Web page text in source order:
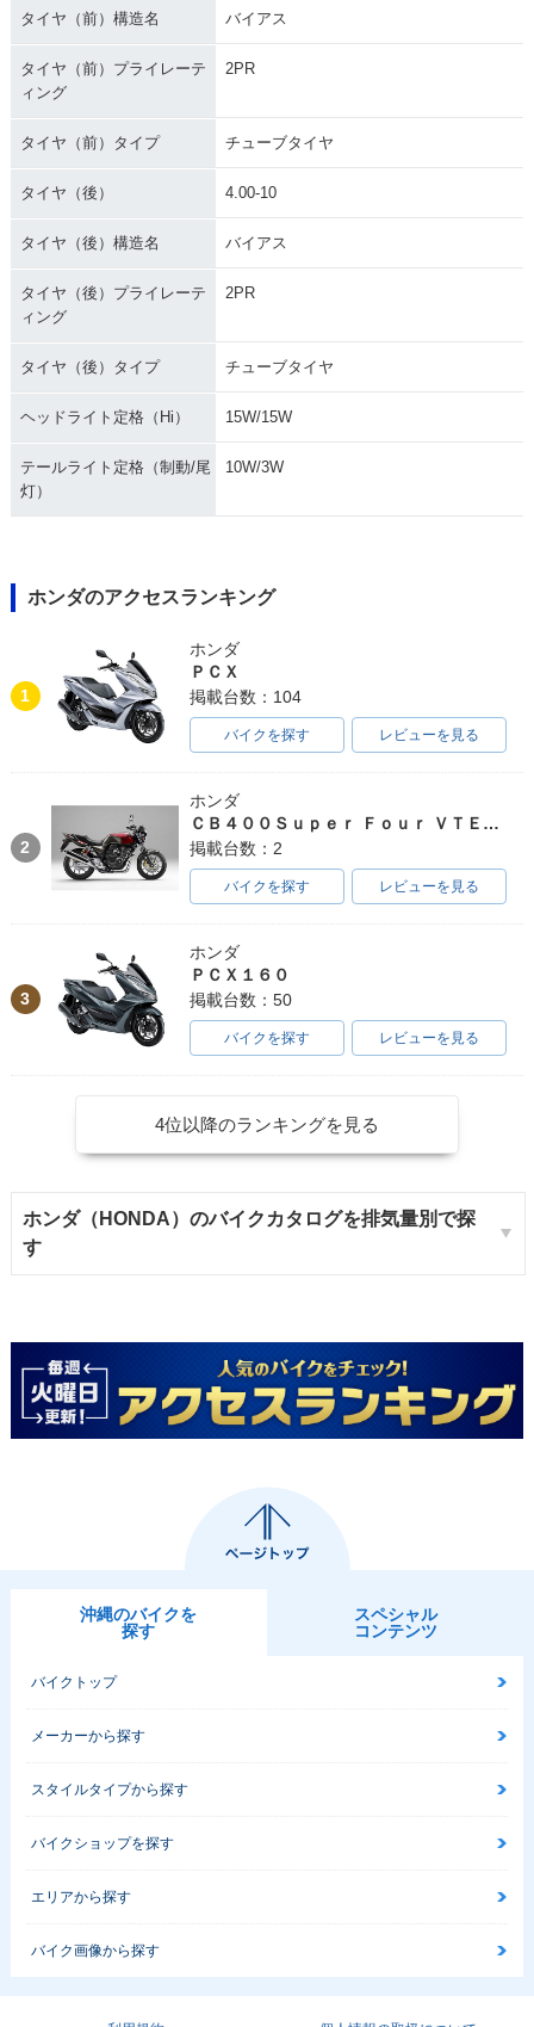
タイヤ（前）構造名 バイアス
タイヤ（前）プライレーテ
ィング
2PR
タイヤ（前）タイプ チューブタイヤ
タイヤ（後） 4.00-10
タイヤ（後）構造名 バイアス
タイヤ（後）プライレーテ
ィング
2PR
タイヤ（後）タイプ チューブタイヤ
ヘッドライト定格（Hi） 15W/15W
テールライト定格（制動/尾
灯）
10W/3W
ホンダのアクセスランキング
1
ホンダ
ＰＣＸ
掲載台数：104
バイクを探す レビューを見る
2
ホンダ
ＣＢ４００Ｓｕｐｅｒ Ｆｏｕｒ ＶＴＥＣ ＳＰＥＣ３
掲載台数：2
バイクを探す レビューを見る
3
ホンダ
ＰＣＸ１６０
掲載台数：50
バイクを探す レビューを見る
4位以降のランキングを見る
ホンダ（HONDA）のバイクカタログを排気量別で探
す
沖縄のバイクを
探す
スペシャル
コンテンツ
バイクトップ
メーカーから探す
スタイルタイプから探す
バイクショップを探す
エリアから探す
バイク画像から探す